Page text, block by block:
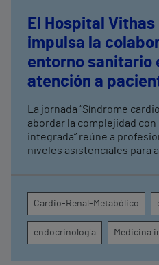
El Hospital
impulsa la
entorno sanitario
atención a
complejidad
La jornada “Síndrome
abordar la complejidad con
integrada” reúne a
niveles asistenciales para
Fundación Vithas, la sesión
para presentar la nueva
Metabólica del hospital y su
asistencial innovador
colaboración entre
sanitarios
Cardio-Renal-Metabólico
endocrinología Medicina